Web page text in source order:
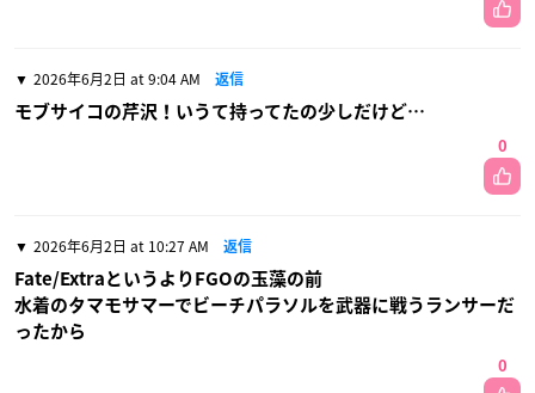
2026年6月2日 at 9:04 AM 返信
モブサイコの芹沢！いうて持ってたの少しだけど…
0
2026年6月2日 at 10:27 AM 返信
Fate/ExtraというよりFGOの玉藻の前
水着のタマモサマーでビーチパラソルを武器に戦うランサーだ
ったから
0